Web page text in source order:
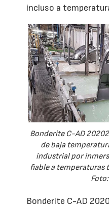
incluso a
Bonderite C-AD
de baja
industrial por
fiable a temperaturas
Bonderite C-AD